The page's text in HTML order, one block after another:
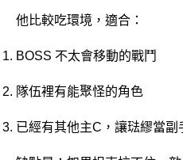
他比較吃環境，適合：
BOSS 不太會移動的戰鬥
隊伍裡有能聚怪的角色
已經有其他主C，讓琺繆當副